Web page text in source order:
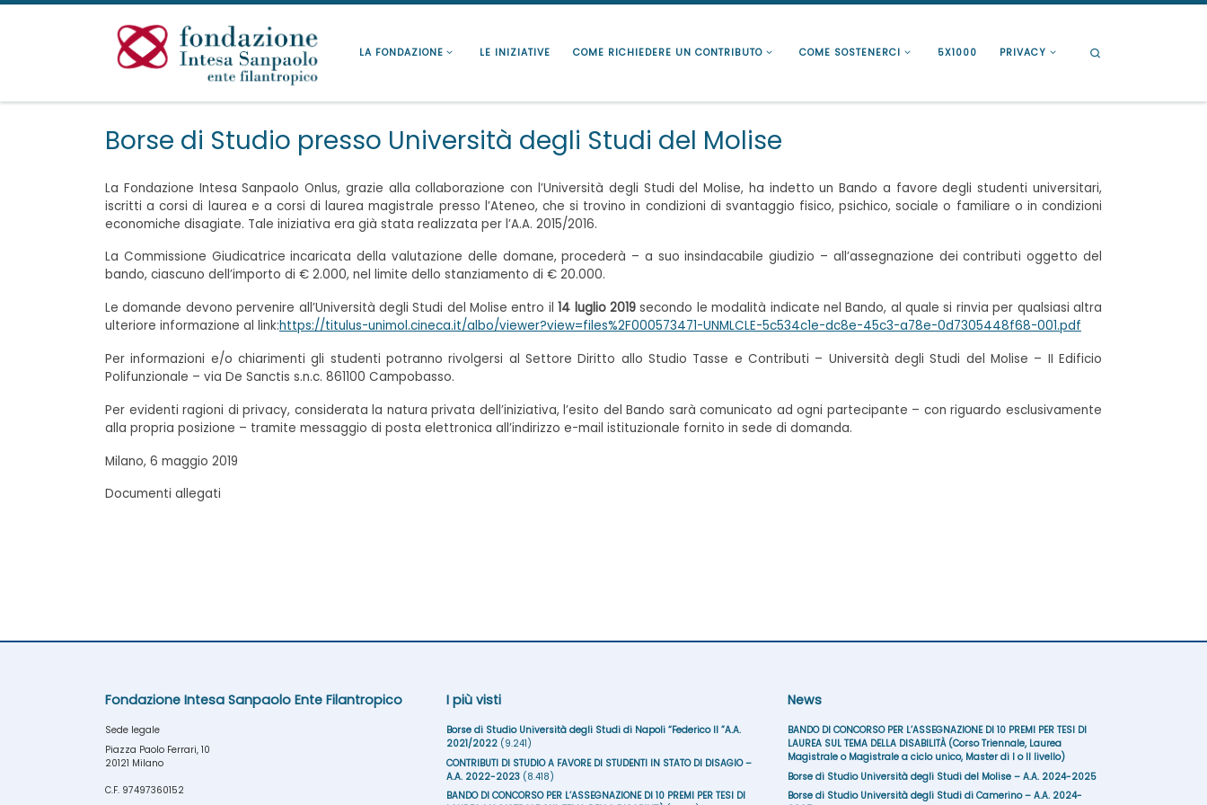
Passa al contenuto
LA FONDAZIONE LE INIZIATIVE COME RICHIEDERE UN CONTRIBUTO COME SOSTENERCI 5X1000 PRIVACY
Borse di Studio presso Università degli Studi del Molise
La Fondazione Intesa Sanpaolo Onlus, grazie alla collaborazione con l’Università degli Studi del Molise, ha indetto un Bando a favore degli studenti universitari,
iscritti a corsi di laurea e a corsi di laurea magistrale presso l’Ateneo, che si trovino in condizioni di svantaggio fisico, psichico, sociale o familiare o in condizioni
economiche disagiate. Tale iniziativa era già stata realizzata per l’A.A. 2015/2016.
La Commissione Giudicatrice incaricata della valutazione delle domane, procederà – a suo insindacabile giudizio – all’assegnazione dei contributi oggetto del
bando, ciascuno dell’importo di € 2.000, nel limite dello stanziamento di € 20.000.
Le domande devono pervenire all’Università degli Studi del Molise entro il14 luglio 2019 secondo le modalità indicate nel Bando, al quale si rinvia per qualsiasi altra
ulteriore informazione al link:https://titulus-unimol.cineca.it/albo/viewer?view=files%2F000573471-UNMLCLE-5c534c1e-dc8e-45c3-a78e-0d7305448f68-001.pdf
Per informazioni e/o chiarimenti gli studenti potranno rivolgersi al Settore Diritto allo Studio Tasse e Contributi – Università degli Studi del Molise – II Edificio
Polifunzionale – via De Sanctis s.n.c. 861100 Campobasso.
Per evidenti ragioni di privacy, considerata la natura privata dell’iniziativa, l’esito del Bando sarà comunicato ad ogni partecipante – con riguardo esclusivamente
alla propria posizione – tramite messaggio di posta elettronica all’indirizzo e-mail istituzionale fornito in sede di domanda.
Milano, 6 maggio 2019
Documenti allegati
Fondazione Intesa Sanpaolo Ente Filantropico
Sede legale
Piazza Paolo Ferrari, 10
20121 Milano
C.F. 97497360152
I più visti
Borse di Studio Università degli Studi di Napoli “Federico II ”A.A.
2021/2022 (9.241)
CONTRIBUTI DI STUDIO A FAVORE DI STUDENTI IN STATO DI DISAGIO –
A.A. 2022-2023 (8.418)
BANDO DI CONCORSO PER L’ASSEGNAZIONE DI 10 PREMI PER TESI DI
News
BANDO DI CONCORSO PER L’ASSEGNAZIONE DI 10 PREMI PER TESI DI
LAUREA SUL TEMA DELLA DISABILITÀ (Corso Triennale, Laurea
Magistrale o Magistrale a ciclo unico, Master di I o II livello)
Borse di Studio Università degli Studi del Molise – A.A. 2024-2025
Borse di Studio Università degli Studi di Camerino – A.A. 2024-